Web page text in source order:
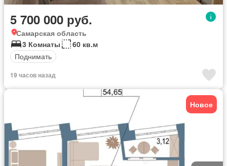
5 700 000 руб.
Самарская область
3 Комнаты
60 кв.м
Поднимать
19 часов назад
Новое